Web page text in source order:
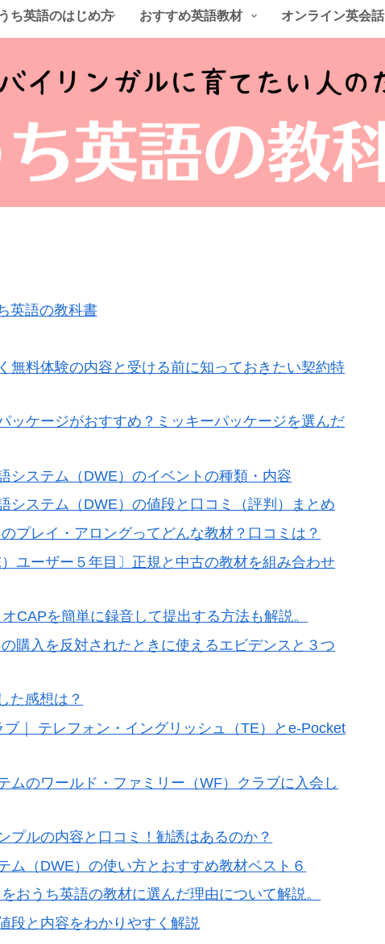
ち英語のはじめ方 おすすめ英語教材 オンライン英会話
英語の教科書
無料体験の内容と受ける前に知っておきたい契約特
ッケージがおすすめ？ミッキーパッケージを選んだ
システム（DWE）のイベントの種類・内容
システム（DWE）の値段と口コミ（評判）まとめ
プレイ・アロングってどんな教材？口コミは？
ユーザー５年目〕正規と中古の教材を組み合わせ
CAPを簡単に録音して提出する方法も解説。
購入を反対されたときに使えるエビデンスと３つ
た感想は？
｜ テレフォン・イングリッシュ（TE）とe-Pocket
ムのワールド・ファミリー（WF）クラブに入会し
プルの内容と口コミ！勧誘はあるのか？
ム（DWE）の使い方とおすすめ教材ベスト６
おうち英語の教材に選んだ理由について解説。
段と内容をわかりやすく解説